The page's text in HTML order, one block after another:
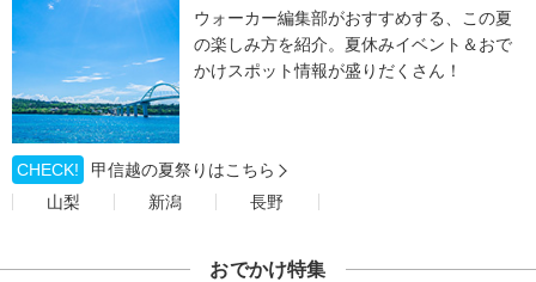
ウォーカー編集部がおすすめする、この夏
の楽しみ方を紹介。夏休みイベント＆おで
かけスポット情報が盛りだくさん！
CHECK!
甲信越の夏祭りはこちら
山梨
新潟 長野
おでかけ特集